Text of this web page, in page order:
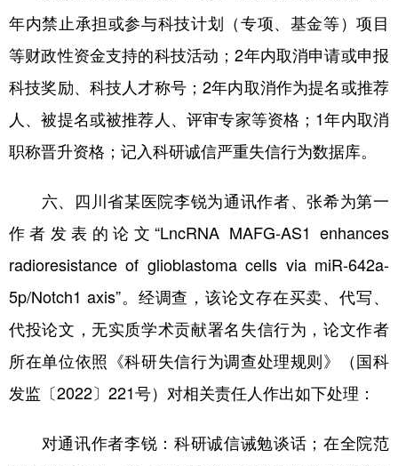
年内禁止承担或参与科技计划（专项、基金等）项目
等财政性资金支持的科技活动；2年内取消申请或申报
科技奖励、科技人才称号；2年内取消作为提名或推荐
人、被提名或被推荐人、评审专家等资格；1年内取消
职称晋升资格；记入科研诚信严重失信行为数据库。
六、四川省某医院李锐为通讯作者、张希为第一
作者发表的论文“LncRNA MAFG-AS1 enhances
radioresistance of glioblastoma cells via miR-642a-
5p/Notch1 axis”。经调查，该论文存在买卖、代写、
代投论文，无实质学术贡献署名失信行为，论文作者
所在单位依照《科研失信行为调查处理规则》（国科
发监〔2022〕221号）对相关责任人作出如下处理：
对通讯作者李锐：科研诚信诫勉谈话；在全院范